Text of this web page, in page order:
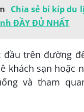
Chia sẻ bí kíp du
ĐẦY ĐỦ NHẤT
đầu trên đường
khách sạn hoặc
và tham